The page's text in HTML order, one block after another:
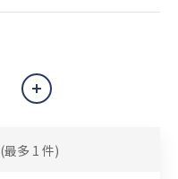
(最多 1 件)